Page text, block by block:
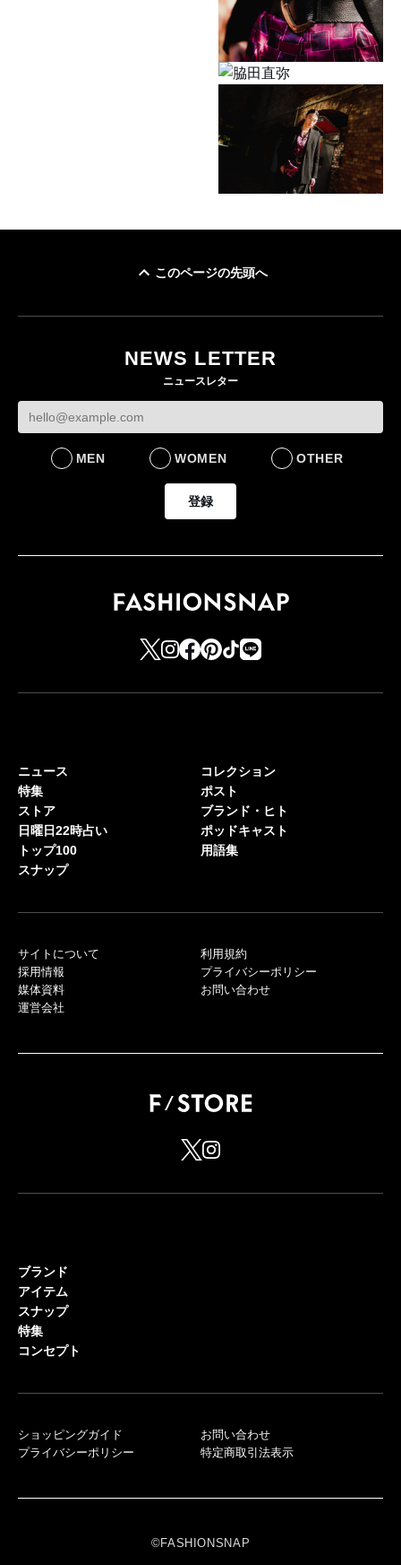
このページの先頭へ
NEWS LETTER
ニュースレター
MEN WOMEN OTHER
登録
ニュース
特集
ストア
日曜日22時占い
トップ100
スナップ
コレクション
ポスト
ブランド・ヒト
ポッドキャスト
用語集
サイトについて
採用情報
媒体資料
運営会社
利用規約
プライバシーポリシー
お問い合わせ
ブランド
アイテム
スナップ
特集
コンセプト
ショッピングガイド
プライバシーポリシー
お問い合わせ
特定商取引法表示
©FASHIONSNAP